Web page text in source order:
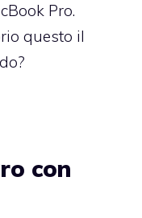
Pro.
questo il
con